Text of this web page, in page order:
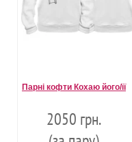
Парні кофти Кохаю його/її
2050 грн.